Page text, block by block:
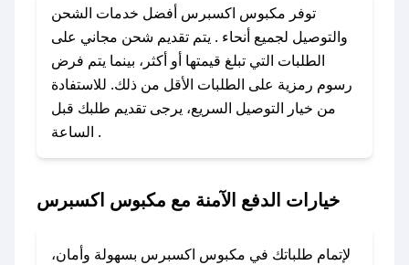
الكوبون، تواصل معنا عبر تويتر أو البريد الإلكتروني
لإضافته بسرعة.
### كيفية استخدام كود خصم مكبوس اكسبرس؟
1. انسخ كود الخصم من تطبيق صحصح.
2. الصقه في خانة الدفع عند التسوق من مكبوس
اكسبرس.
### ماذا أفعل إذا لم يعمل كود الخصم؟
الرسائل الخاصة على تويتر أو البريد الإلكتروني،
توفر مكبوس اكسبرس أفضل خدمات الشحن
والتوصيل لجميع أنحاء . يتم تقديم شحن مجاني على
الطلبات التي تبلغ قيمتها أو أكثر، بينما يتم فرض
رسوم رمزية على الطلبات الأقل من ذلك. للاستفادة
من خيار التوصيل السريع، يرجى تقديم طلبك قبل
الساعة .
خيارات الدفع الآمنة مع مكبوس اكسبرس
لإتمام طلباتك في مكبوس اكسبرس بسهولة وأمان،